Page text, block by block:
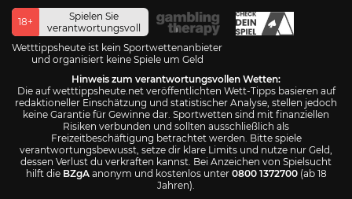
18+
Spielen Sie
verantwortungsvoll
Wetttippsheute ist kein Sportwettenanbieter
und organisiert keine Spiele um Geld
Hinweis zum verantwortungsvollen Wetten:
Die auf wetttippsheute.net veröffentlichten Wett-Tipps basieren auf
redaktioneller Einschätzung und statistischer Analyse, stellen jedoch
keine Garantie für Gewinne dar. Sportwetten sind mit finanziellen
Risiken verbunden und sollten ausschließlich als
Freizeitbeschäftigung betrachtet werden. Bitte spiele
verantwortungsbewusst, setze dir klare Limits und nutze nur Geld,
dessen Verlust du verkraften kannst. Bei Anzeichen von Spielsucht
hilft die BZgAanonym und kostenlos unter 0800 1372700(ab 18
Jahren).